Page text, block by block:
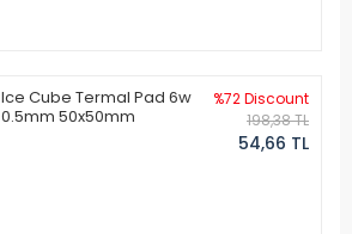
Ice Cube Termal Pad 6w
0.5mm 50x50mm
%72 Discount
198,38 TL
54,66 TL